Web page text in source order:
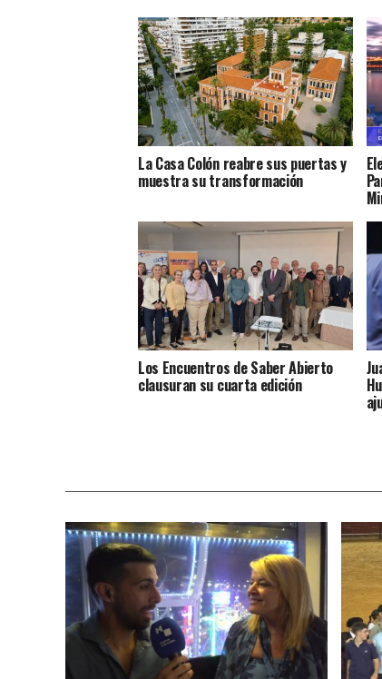
La Casa Colón reabre sus puertas y
muestra su transformación
Los Encuentros de Saber Abierto
clausuran su cuarta edición